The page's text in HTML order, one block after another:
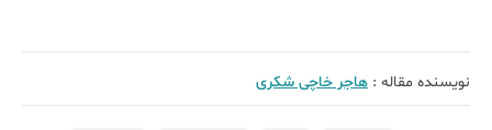
نویسنده مقاله : هاجر خاچی شکری